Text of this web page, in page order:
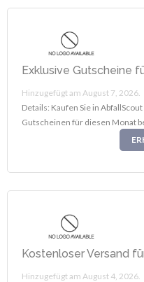
Exklusive Gutscheine
Hinzugefügt am August 7, 2026.
Details: Kaufen Sie in
Gutscheinen für diesen Monat
Kostenloser Versand
Hinzugefügt am August 4, 2026.